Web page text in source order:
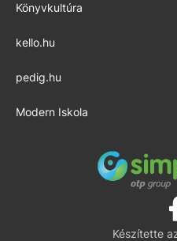
Könyvkultúra
kello.hu
pedig.hu
Modern Iskola
Készítette